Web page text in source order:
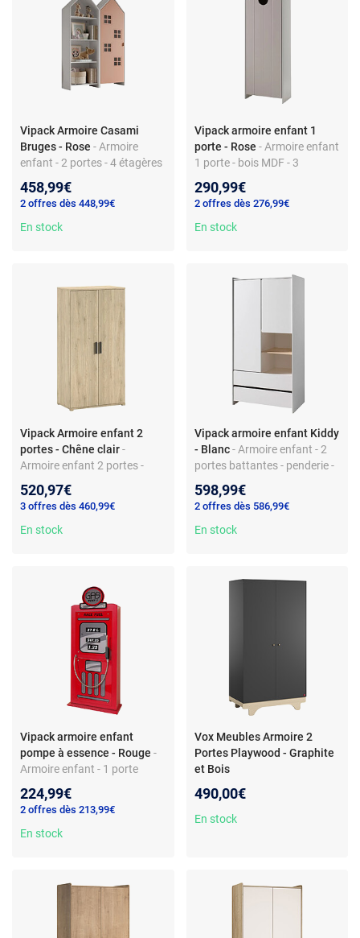
Vipack Armoire Casami
Bruges - Rose - Armoire
enfant - 2 portes - 4 étagères
458,99€
2 offres dès 448,99€
En stock
Vipack armoire enfant 1
porte - Rose - Armoire enfant
1 porte - bois MDF - 3
290,99€
2 offres dès 276,99€
En stock
Vipack Armoire enfant 2
portes - Chêne clair-
Armoire enfant 2 portes -
moderne - Poignées noires
520,97€
3 offres dès 460,99€
En stock
Vipack armoire enfant Kiddy
- Blanc - Armoire enfant - 2
portes battantes - penderie -
scandinave - bois MDF
598,99€
2 offres dès 586,99€
En stock
Vipack armoire enfant
pompe à essence - Rouge -
Armoire enfant - 1 porte
étagères - bois MDF
224,99€
2 offres dès 213,99€
En stock
Vox Meubles Armoire 2
Portes Playwood - Graphite
et Bois
490,00€
En stock